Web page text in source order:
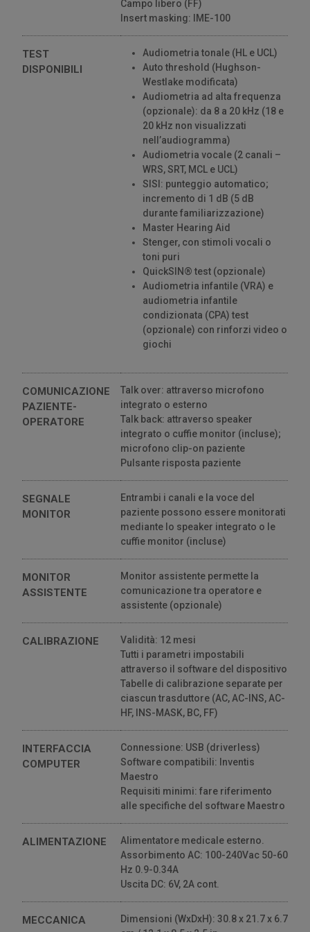
Campo libero (FF)
Insert masking: IME-100
TEST
DISPONIBILI
Audiometria tonale (HL e UCL)
Auto threshold (Hughson-
Westlake modificata)
Audiometria ad alta frequenza
(opzionale): da 8 a 20 kHz (18 e
20 kHz non visualizzati
nell’audiogramma)
Audiometria vocale (2 canali –
WRS, SRT, MCL e UCL)
SISI: punteggio automatico;
incremento di 1 dB (5 dB
durante familiarizzazione)
Master Hearing Aid
Stenger, con stimoli vocali o
toni puri
QuickSIN® test (opzionale)
Audiometria infantile (VRA) e
audiometria infantile
condizionata (CPA) test
(opzionale) con rinforzi video o
giochi
COMUNICAZIONE
PAZIENTE-
OPERATORE
Talk over: attraverso microfono
integrato o esterno
Talk back: attraverso speaker
integrato o cuffie monitor (incluse);
microfono clip-on paziente
Pulsante risposta paziente
SEGNALE
MONITOR
Entrambi i canali e la voce del
paziente possono essere monitorati
mediante lo speaker integrato o le
cuffie monitor (incluse)
MONITOR
ASSISTENTE
Monitor assistente permette la
comunicazione tra operatore e
assistente (opzionale)
CALIBRAZIONE
Validità: 12 mesi
Tutti i parametri impostabili
attraverso il software del dispositivo
Tabelle di calibrazione separate per
ciascun trasduttore (AC, AC-INS, AC-
HF, INS-MASK, BC, FF)
INTERFACCIA
COMPUTER
Connessione: USB (driverless)
Software compatibili: Inventis
Maestro
Requisiti minimi: fare riferimento
alle specifiche del software Maestro
ALIMENTAZIONE
Alimentatore medicale esterno.
Assorbimento AC: 100-240Vac 50-60
Hz 0.9-0.34A
Uscita DC: 6V, 2A cont.
MECCANICA
Dimensioni (WxDxH): 30.8 x 21.7 x 6.7